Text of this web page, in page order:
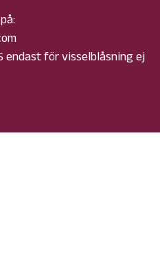
endast för visselblåsning ej